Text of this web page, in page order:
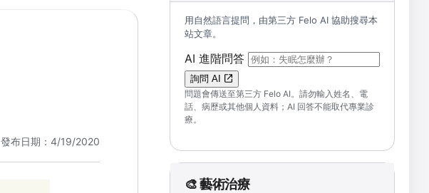
發布日期：4/19/2020
用自然語言提問，由第三方 Felo AI 協助搜尋本
站文章。
AI 進階問答 （可輸入自然語言問題；送出後會
詢問 AI
問題會傳送至第三方 Felo AI。請勿輸入姓名、電
話、病歷或其他個人資料；AI 回答不能取代專業診
療。
🎨 藝術治療